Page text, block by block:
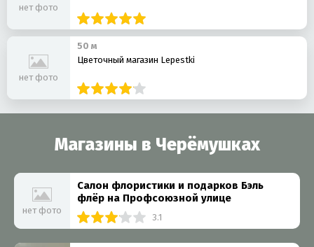
нет фото
нет фото
50 м
Цветочный магазин Lepestki
Магазины в Черёмушках
нет фото
Салон флористики и подарков Бэль
флёр на Профсоюзной улице
3.1